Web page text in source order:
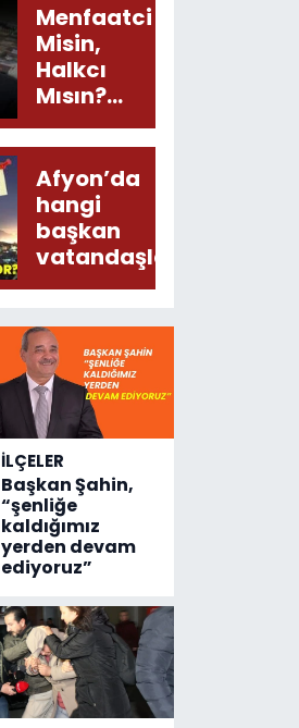
Menfaatci
Misin,
Halkcı
Mısın?
Merdi
Kıpti
Şecaat
Arz
Ederken
Sirkatin
Söylermiş!
Afyon’da
hangi
başkan
vatandaşları
dinlemiyor?
İLÇELER
Başkan Şahin,
“şenliğe
kaldığımız
yerden devam
ediyoruz”